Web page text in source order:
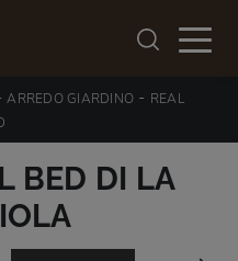
ARREDO GIARDINO - REAL
BED DI LA